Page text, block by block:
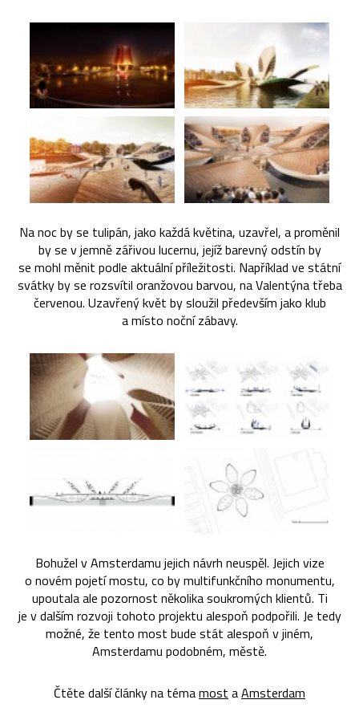
Na noc by se tulipán, jako každá květina, uzavřel, a proměnil
by se v jemně zářivou lucernu, jejíž barevný odstín by
se mohl měnit podle aktuální příležitosti. Například ve státní
svátky by se rozsvítil oranžovou barvou, na Valentýna třeba
červenou. Uzavřený květ by sloužil především jako klub
a místo noční zábavy.
Bohužel v Amsterdamu jejich návrh neuspěl. Jejich vize
o novém pojetí mostu, co by multifunkčního monumentu,
upoutala ale pozornost několika soukromých klientů. Ti
je v dalším rozvoji tohoto projektu alespoň podpořili. Je tedy
možné, že tento most bude stát alespoň v jiném,
Amsterdamu podobném, městě.
Čtěte další články na témamost aAmsterdam